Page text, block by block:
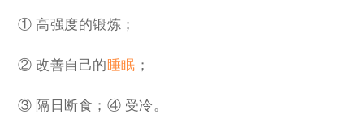
① 高强度的锻炼；
② 改善自己的 睡眠 ；
③ 隔日断食；④ 受冷。